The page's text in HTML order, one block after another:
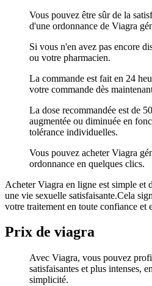
Vous pouvez être sûr de la
d'une ordonnance de Viagra
Si vous n'en avez pas encore
ou votre pharmacien.
La commande est fait en 24
votre commande dès
La dose recommandée est de
augmentée ou diminuée en
tolérance individuelles.
Vous pouvez acheter Viagra
ordonnance en quelques clics.
Acheter Viagra en ligne est simple et
une vie sexuelle satisfaisante.Cela
votre traitement en toute confiance et
Prix de viagra
Avec Viagra, vous pouvez
satisfaisantes et plus intenses,
simplicité.